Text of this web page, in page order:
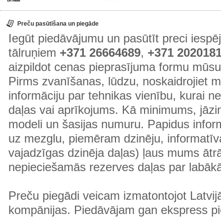
Preču pasūtīšana un piegāde
Iegūt piedāvājumu un pasūtīt preci
tālruņiem +371 26664689, +371
aizpildot cenas pieprasījuma formu
Pirms zvanīšanas, lūdzu, noskaidrojiet
informāciju par tehnikas vienību, kurai
daļas vai aprīkojums. Kā minimums,
modeli un šasijas numuru. Papidus
uz mezglu, piemēram dzinēju,
vajadzīgas dzinēja daļas) ļaus mums
nepieciešamās rezerves daļas par
Preču piegādi veicam izmatontojot
kompānijas. Piedāvājam gan ekspress